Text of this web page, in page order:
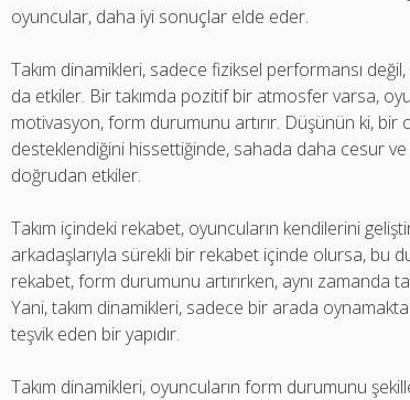
oyuncular, daha iyi sonuçlar elde eder.
Takım dinamikleri, sadece fiziksel performansı
da etkiler. Bir takımda pozitif bir atmosfer varsa,
motivasyon, form durumunu artırır. Düşünün ki, bir
desteklendiğini hissettiğinde, sahada daha cesur
doğrudan etkiler.
Takım içindeki rekabet, oyuncuların kendilerini
arkadaşlarıyla sürekli bir rekabet içinde olursa, bu
rekabet, form durumunu artırırken, aynı zamanda
Yani, takım dinamikleri, sadece bir arada
teşvik eden bir yapıdır.
Takım dinamikleri, oyuncuların form durumunu